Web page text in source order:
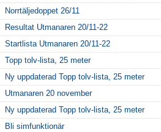
Norrtäljedoppet 26/11
Resultat Utmanaren 20/11-22
Startlista Utmanaren 20/11-22
Topp tolv-lista, 25 meter
Ny uppdaterad Topp tolv-lista, 25 meter
Utmanaren 20 november
Ny uppdaterad Topp tolv-lista, 25 meter
Bli simfunktionär